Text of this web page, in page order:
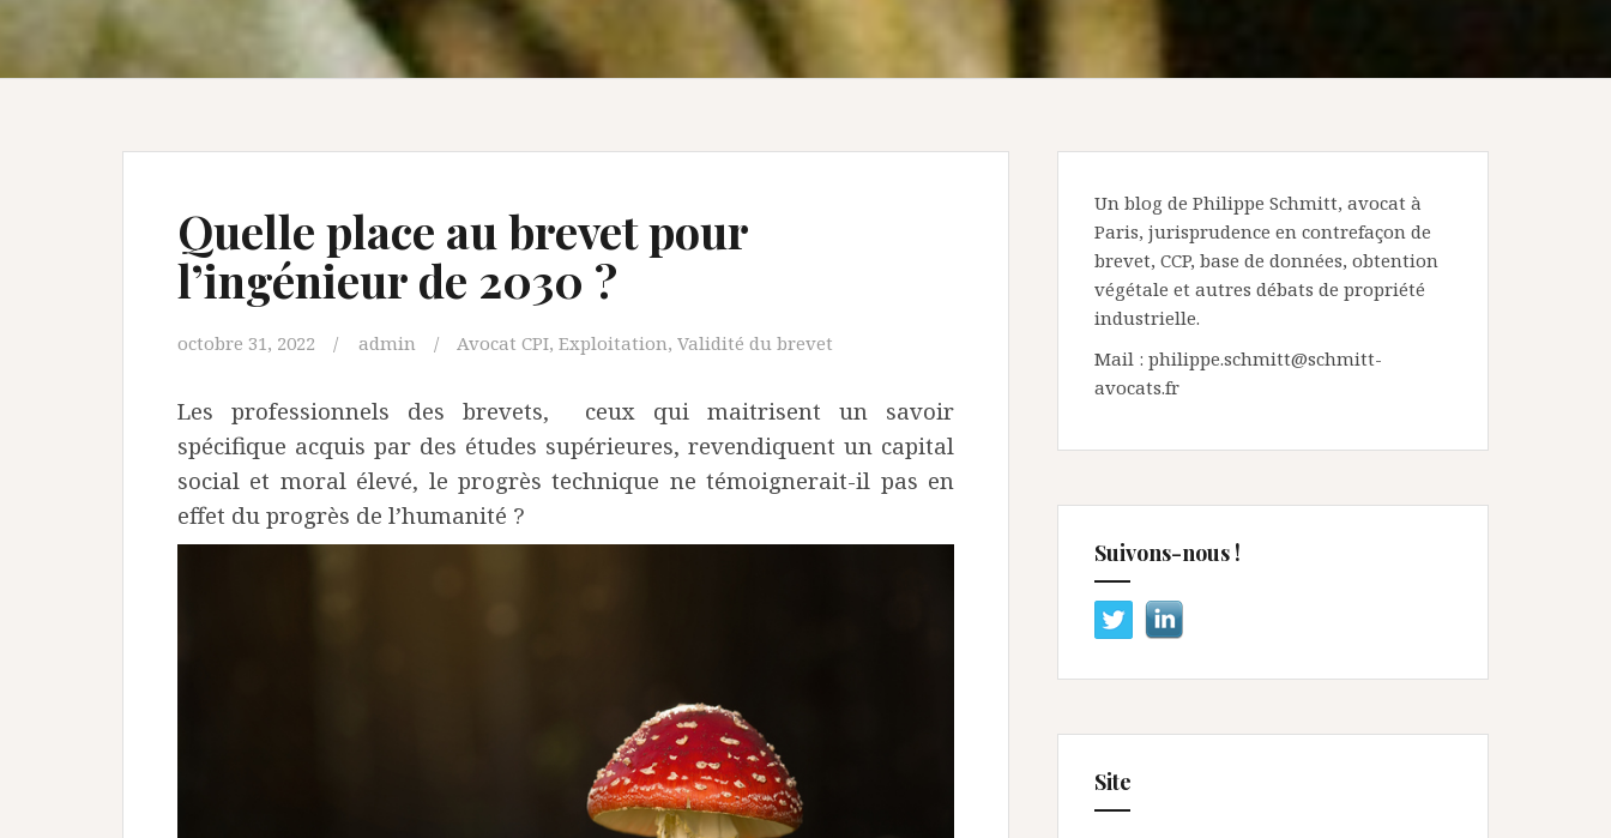
Quelle place au brevet pour
l’ingénieur de 2030 ?
octobre 31, 2022 admin Avocat CPI, Exploitation, Validité du brevet
Les professionnels des brevets, ceux qui maitrisent un savoir
spécifique acquis par des études supérieures, revendiquent un capital
social et moral élevé, le progrès technique ne témoignerait-il pas en
effet du progrès de l’humanité ?
Un blog de Philippe Schmitt, avocat à
Paris, jurisprudence en contrefaçon de
brevet, CCP, base de données, obtention
végétale et autres débats de propriété
industrielle.
Mail : philippe.schmitt@schmitt-
avocats.fr
Suivons-nous !
Site